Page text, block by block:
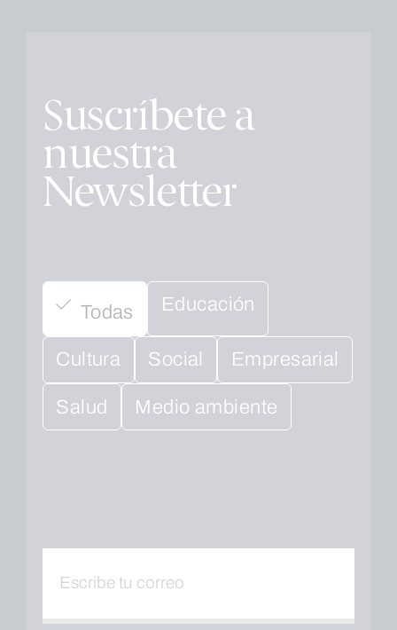
Suscríbete a
nuestra
Newsletter
Todas Educación
Cultura Social Empresarial
Salud Medio ambiente